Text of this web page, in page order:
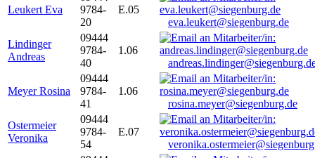
Leukert Eva
9784-
20
E.05
eva.leukert@siegenburg.de
Lindinger
Andreas
09444
9784-
40
1.06
Meyer Rosina
09444
9784-
41
1.06
rosina.meyer@siegenburg.de
Ostermeier
Veronika
09444
9784-
54
E.07